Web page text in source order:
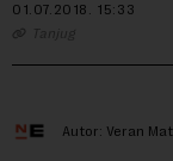
01.07.2018. 15:33
Tanjug
Autor: Veran